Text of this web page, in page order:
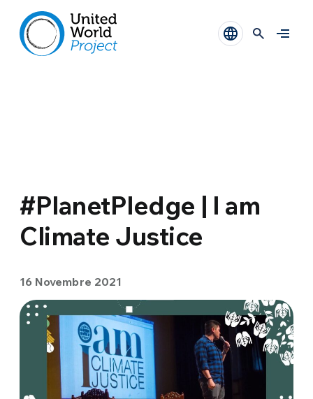
#PlanetPledge | I am
Climate Justice
16 Novembre 2021